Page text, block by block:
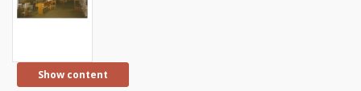
Show content